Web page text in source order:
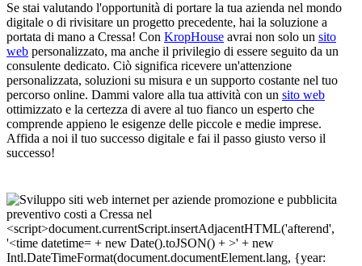
Se stai valutando l'opportunità di portare la tua azienda nel mondo
digitale o di rivisitare un progetto precedente, hai la soluzione a
portata di mano a Cressa! Con KropHouse avrai non solo un sito
web personalizzato, ma anche il privilegio di essere seguito da un
consulente dedicato. Ciò significa ricevere un'attenzione
personalizzata, soluzioni su misura e un supporto costante nel tuo
percorso online. Dammi valore alla tua attività con un sito web
ottimizzato e la certezza di avere al tuo fianco un esperto che
comprende appieno le esigenze delle piccole e medie imprese.
Affida a noi il tuo successo digitale e fai il passo giusto verso il
successo!